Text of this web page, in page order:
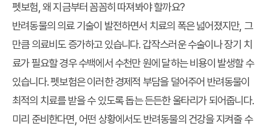
펫보험, 왜 지금부터 꼼꼼히 따져봐야 할까요?
반려동물의 의료 기술이 발전하면서 치료의 폭은 넓어졌지만, 그
만큼 의료비도 증가하고 있습니다. 갑작스러운 수술이나 장기 치
료가 필요할 경우 수백에서 수천만 원에 달하는 비용이 발생할 수
있습니다. 펫보험은 이러한 경제적 부담을 덜어주어 반려동물이
최적의 치료를 받을 수 있도록 돕는 든든한 울타리가 되어줍니다.
미리 준비한다면, 어떤 상황에서도 반려동물의 건강을 지켜줄 수